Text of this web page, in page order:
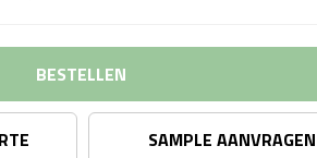
BESTELLEN
SAMPLE AANVRAGEN